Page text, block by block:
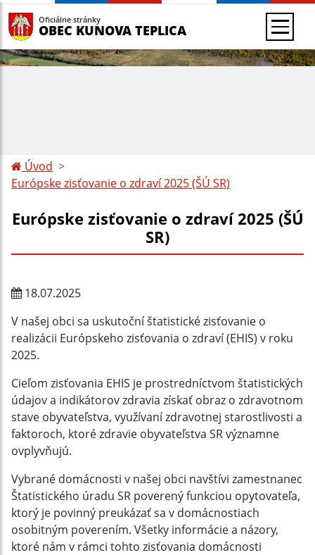
Oficiálne stránky
OBEC KUNOVA TEPLICA
Úvod
Európske zisťovanie o zdraví 2025 (ŠÚ SR)
Európske zisťovanie o zdraví 2025 (ŠÚ
SR)
18.07.2025
V našej obci sa uskutoční štatistické zisťovanie o
realizácii Európskeho zisťovania o zdraví (EHIS) v roku
2025.
Cieľom zisťovania EHIS je prostredníctvom štatistických
údajov a indikátorov zdravia získať obraz o zdravotnom
stave obyvateľstva, využívaní zdravotnej starostlivosti a
faktoroch, ktoré zdravie obyvateľstva SR významne
ovplyvňujú.
Vybrané domácnosti v našej obci navštívi zamestnanec
Štatistického úradu SR poverený funkciou opytovateľa,
ktorý je povinný preukázať sa v domácnostiach
osobitným poverením. Všetky informácie a názory,
ktoré nám v rámci tohto zisťovania domácnosti